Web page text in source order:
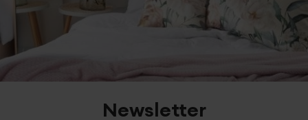
Newsletter